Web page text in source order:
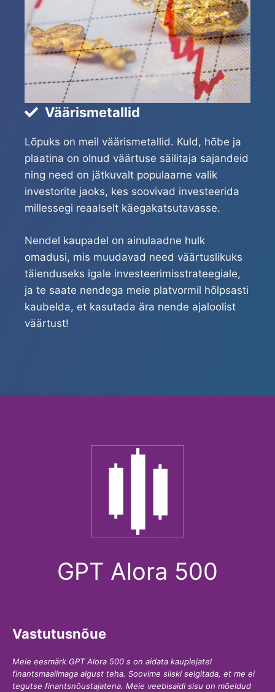
Väärismetallid
Lõpuks on meil väärismetallid. Kuld, hõbe ja
plaatina on olnud väärtuse säilitaja sajandeid
ning need on jätkuvalt populaarne valik
investorite jaoks, kes soovivad investeerida
millessegi reaalselt käegakatsutavasse.
Nendel kaupadel on ainulaadne hulk
omadusi, mis muudavad need väärtuslikuks
täienduseks igale investeerimisstrateegiale,
ja te saate nendega meie platvormil hõlpsasti
kaubelda, et kasutada ära nende ajaloolist
väärtust!
GPT Alora 500
Vastutusnõue
Meie eesmärk GPT Alora 500 s on aidata kauplejatel
finantsmaailmaga algust teha. Soovime siiski selgitada, et me ei
tegutse finantsnõustajatena. Meie veebisaidi sisu on mõeldud